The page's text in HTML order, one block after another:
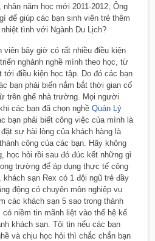
, nhân năm học mới 2011-2012, Ông
để giúp các bạn sinh viên trẻ thêm
tình với Ngành Du Lịch?
viên bây giờ có rất nhiều điều kiện
nghành nghề mình theo học, từ
điều kiện học tập. Do đó các bạn
bạn phải biến nắm bắt thời gian cố
trên ghế nhà trường. Mọi người
các bạn đã chọn nghề Quản Lý
bạn phải biết công việc của mình là
sự hài lòng của khách hàng là
công của các bạn. Hãy không
học hỏi rồi sau đó đúc kết những gì
trường để áp dụng thực tế công
khách sạn Rex có 1 đội ngũ trẻ đầy
động có chuyên môn nghiệp vụ
các khách sạn 5 sao trong thành
niềm tin mãnh liệt vào thế hệ kế
khách sạn. Tôi tin nếu các bạn
và chịu học hỏi thì chắc chắn bạn